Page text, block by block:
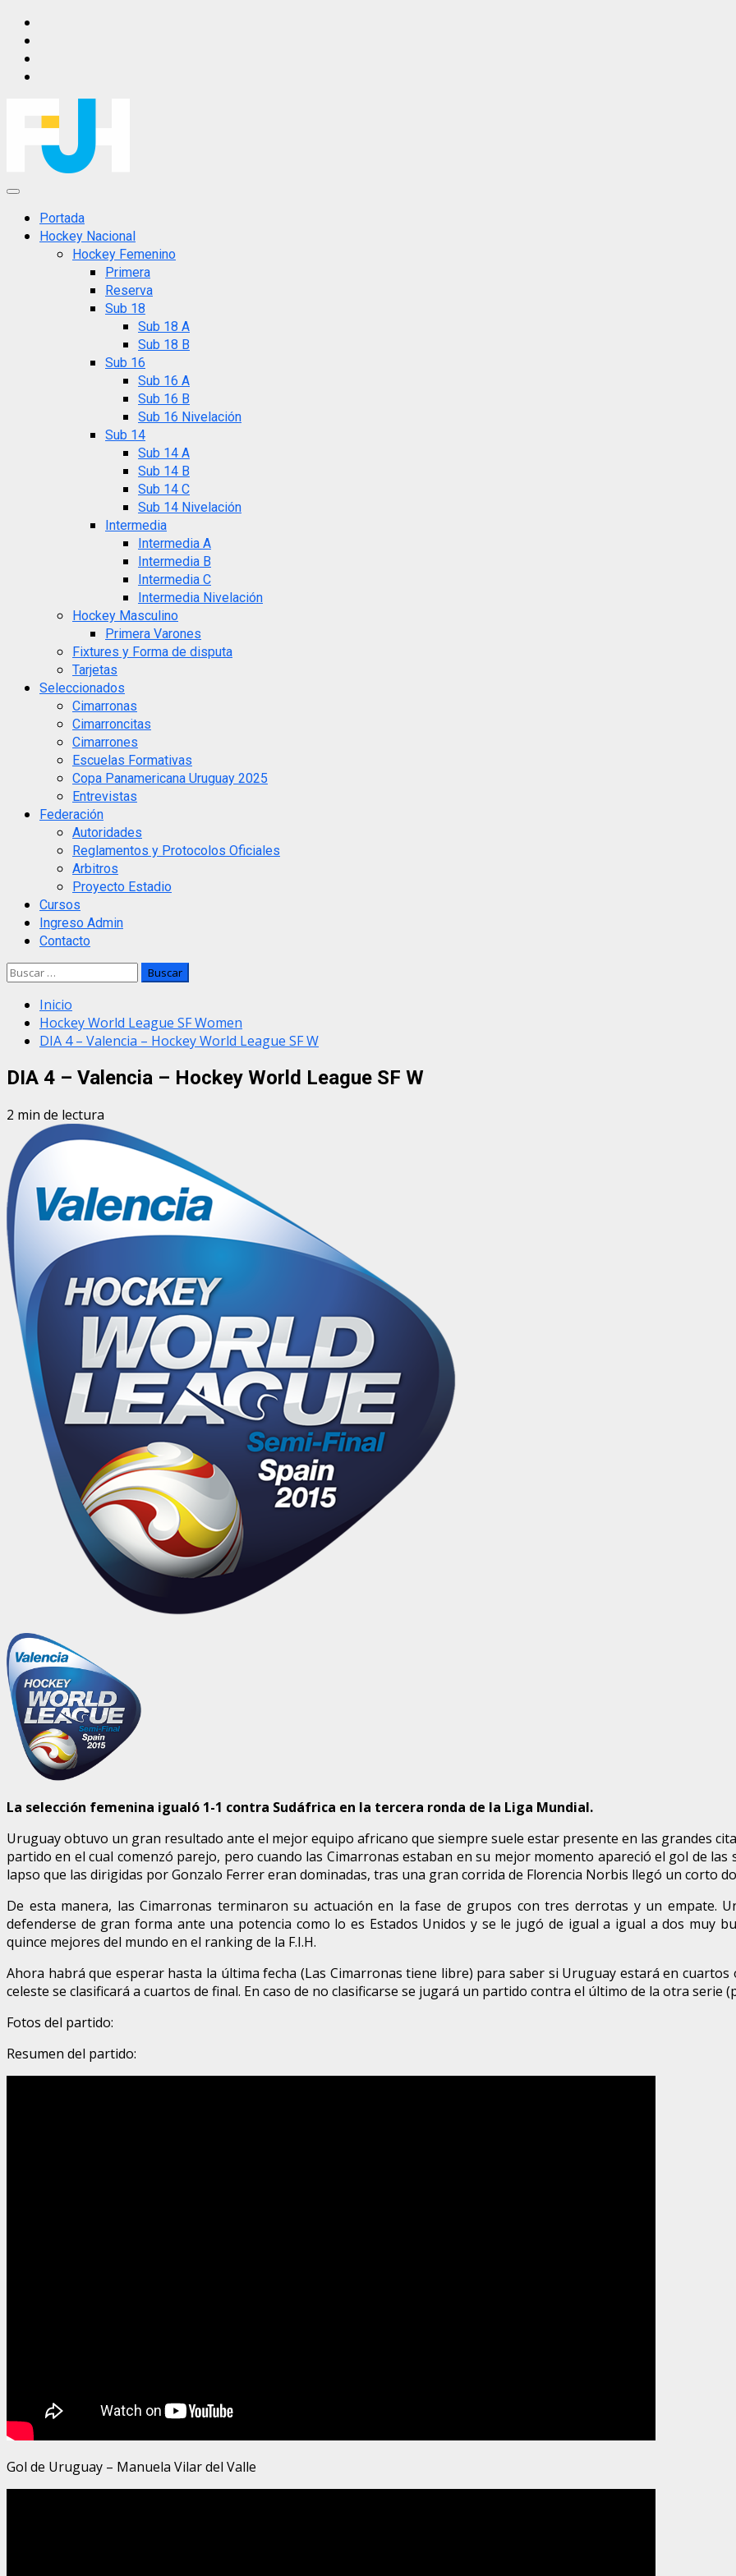
Saltar
contenido
Menú
principalPortada
Hockey Nacional
Hockey Femenino
Primera
Reserva
Sub 18
Sub 18 A
Sub 18 B
Sub 16
Sub 16 A
Sub 16 B
Sub 16 Nivelación
Sub 14
Sub 14 A
Sub 14 B
Sub 14 C
Sub 14 Nivelación
Intermedia
Intermedia A
Intermedia B
Intermedia C
Intermedia Nivelación
Hockey Masculino
Primera Varones
Fixtures y Forma de disputa
Tarjetas
Seleccionados
Cimarronas
Cimarroncitas
Cimarrones
Escuelas Formativas
Copa Panamericana Uruguay 2025
Entrevistas
Federación
Autoridades
Reglamentos y Protocolos Oficiales
Arbitros
Proyecto Estadio
Cursos
Ingreso Admin
Contacto
Buscar:
Inicio
Hockey World League SF Women
DIA 4 – Valencia – Hockey World League SF W
DIA 4 – Valencia – Hockey World League SF W
2 min de lectura
La selección femenina igualó 1-1 contra Sudáfrica en la tercera ronda de la Liga Mundial.
Uruguay obtuvo un gran resultado ante el mejor equipo africano que siempre suele estar presente en las grandes
partido en el cual comenzó parejo, pero cuando las Cimarronas estaban en su mejor momento apareció el gol de
lapso que las dirigidas por Gonzalo Ferrer eran dominadas, tras una gran corrida de Florencia Norbis llegó un corto
De esta manera, las Cimarronas terminaron su actuación en la fase de grupos con tres derrotas y un empate.
defenderse de gran forma ante una potencia como lo es Estados Unidos y se le jugó de igual a igual a dos muy
quince mejores del mundo en el ranking de la F.I.H.
Ahora habrá que esperar hasta la última fecha (Las Cimarronas tiene libre) para saber si Uruguay estará en cuartos
celeste se clasificará a cuartos de final. En caso de no clasificarse se jugará un partido contra el último de la otra serie
Fotos del partido:
Resumen del partido:
Gol de Uruguay – Manuela Vilar del Valle